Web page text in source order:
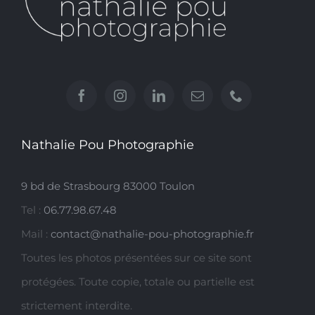
Nathalie Pou Photographie
9 bd de Strasbourg 83000 Toulon
Tel : 06.77.98.67.48
Mail : contact@nathalie-pou-photographie.fr
Toutes les photos présentées sur ce site sont
protégées. Toute copie, totale ou partielle est
strictement interdite.